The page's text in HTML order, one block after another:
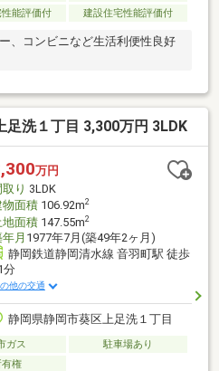
能評価付 建設住宅性能評価付
、コンビニなど生活利便性良好
足洗１丁目 3,300万円 3LDK
万円
取り 3LDK
物面積106.92m2
地面積147.55m2
月 1977年7月(築49年2ヶ月)
静岡鉄道静岡清水線 音羽町駅 徒歩
分
他の交通
静岡県静岡市葵区上足洗１丁目
ガス
駐車場あり
有権